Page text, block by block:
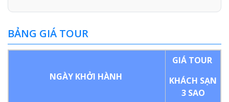
BẢNG GIÁ TOUR
NGÀY KHỞI HÀNH
GIÁ TOUR
KHÁCH SẠN
3 SAO